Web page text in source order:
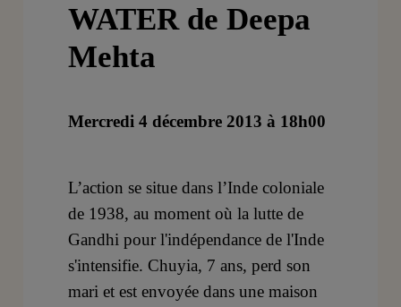
WATER de Deepa
Mehta
Mercredi 4 décembre 2013 à 18h00
L’action se situe dans l’Inde coloniale
de 1938, au moment où la lutte de
Gandhi pour l'indépendance de l'Inde
s'intensifie. Chuyia, 7 ans, perd son
mari et est envoyée dans une maison